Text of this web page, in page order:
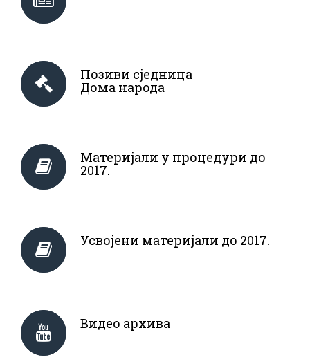
Позиви сједница
Дома народа
Материјали у процедури до
2017.
Усвојени материјали до 2017.
Видео архива